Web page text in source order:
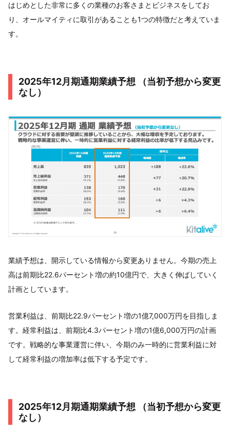
はじめとした非常に多くの業種のお客さまとビジネスをしてお
り、オールマイティに取引があることも1つの特徴だと考えていま
す。
2025年12月期通期業績予想 （当初予想から変更
なし）
業績予想は、開示している情報から変更ありません。今期の売上
高は前期比22.6パーセント増の約10億円で、大きく伸ばしていく
計画としています。
営業利益は、前期比22.9パーセント増の1億7,000万円を目指しま
す。経常利益は、前期比4.3パーセント増の1億6,000万円の計画
です。戦略的な事業運営に伴い、今期のみ一時的に営業利益に対
して経常利益の増加率は低下する予定です。
2025年12月期通期業績予想 （当初予想から変更
なし）